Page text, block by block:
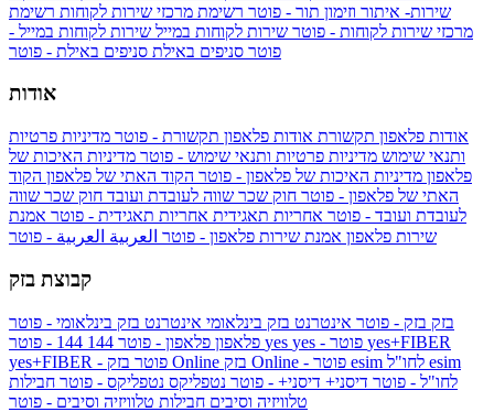
שירות- איתור וזימון תור - פוטר רשימת מרכזי שירות לקוחות רשימת
מרכזי שירות לקוחות - פוטר שירות לקוחות במייל שירות לקוחות במייל -
פוטר סניפים באילת סניפים באילת - פוטר
אודות
אודות פלאפון תקשורת אודות פלאפון תקשורת - פוטר מדיניות פרטיות
ותנאי שימוש מדיניות פרטיות ותנאי שימוש - פוטר מדיניות האיכות של
פלאפון מדיניות האיכות של פלאפון - פוטר הקוד האתי של פלאפון הקוד
האתי של פלאפון - פוטר חוק שכר שווה לעובדת ועובד חוק שכר שווה
לעובדת ועובד - פוטר אחריות תאגידית אחריות תאגידית - פוטר אמנת
שירות פלאפון אמנת שירות פלאפון - פוטר العربية العربية - פוטר
קבוצת בזק
בזק בזק - פוטר אינטרנט בזק בינלאומי אינטרנט בזק בינלאומי - פוטר
פלאפון פלאפון - פוטר 144 yes
yes+FIBER
yes+FIBER - פוטר בזק Online
esim
לחו"ל - פוטר דיסני+ דיסני+ - פוטר נטפליקס נטפליקס - פוטר חבילות
טלוויזיה וסיבים חבילות טלוויזיה וסיבים - פוטר